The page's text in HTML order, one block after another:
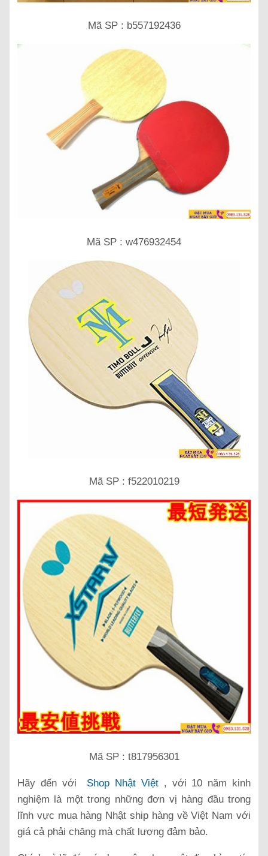
Mã SP : b557192436
Mã SP : w476932454
Mã SP : f522010219
Mã SP : t817956301
Hãy đến với Shop Nhật Việt, với 10 năm kinh
nghiệm là một trong những đơn vị hàng đầu trong
lĩnh vực mua hàng Nhật ship hàng về Việt Nam với
giá cả phải chăng mà chất lượng đảm bảo.